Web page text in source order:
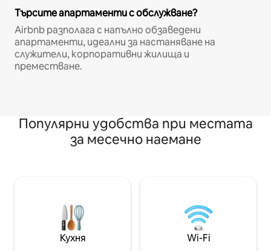
Търсите апартаменти с обслужване?
Airbnb разполага с напълно обзаведени
апартаменти, идеални за настаняване на
служители, корпоративни жилища и
преместване.
Популярни удобства при местата
за месечно наемане
Кухня Wi-Fi